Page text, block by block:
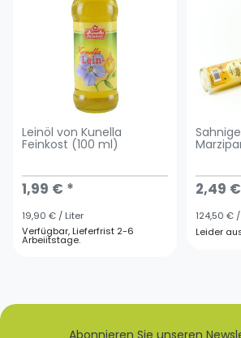
Leinöl von Kunella
Feinkost (100 ml)
1,99 € *
19,90 € / Liter
Verfügbar, Lieferfrist 2-6
Arbeiitstage.
2,49
124,50 €
Leider
Abonnieren Sie unseren